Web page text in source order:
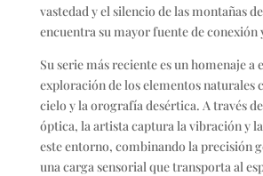
vastedad y el silencio de las montañas
encuentra su mayor fuente de conexión
Su serie más reciente es un homenaje a
exploración de los elementos naturales
cielo y la orografía desértica. A través
óptica, la artista captura la vibración y
este entorno, combinando la precisión
una carga sensorial que transporta al